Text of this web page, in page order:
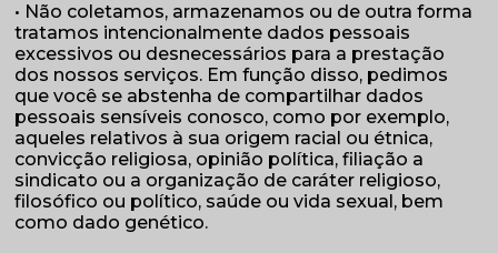
• Não coletamos, armazenamos ou de outra forma
tratamos intencionalmente dados pessoais
excessivos ou desnecessários para a prestação
dos nossos serviços. Em função disso, pedimos
que você se abstenha de compartilhar dados
pessoais sensíveis conosco, como por exemplo,
aqueles relativos à sua origem racial ou étnica,
convicção religiosa, opinião política, filiação a
sindicato ou a organização de caráter religioso,
filosófico ou político, saúde ou vida sexual, bem
como dado genético.